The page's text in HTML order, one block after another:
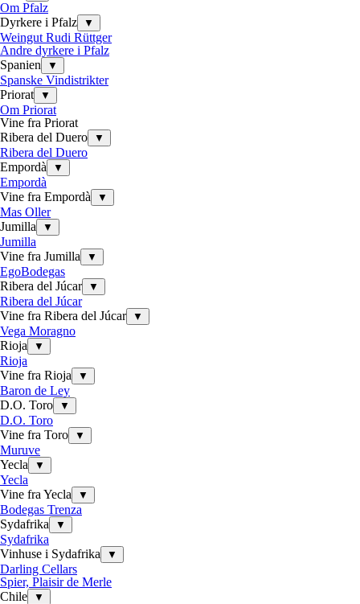
Om Pfalz
Dyrkere i Pfalz
▼
Weingut Rudi Rüttger
Andre dyrkere i Pfalz
Spanien
▼
Spanske Vindistrikter
Priorat
▼
Om Priorat
Vine fra Priorat
Ribera del Duero
▼
Ribera del Duero
Empordà
▼
Empordà
Vine fra Empordà
▼
Mas Oller
Jumilla
▼
Jumilla
Vine fra Jumilla
▼
EgoBodegas
Ribera del Júcar
▼
Ribera del Júcar
Vine fra Ribera del Júcar
▼
Vega Moragno
Rioja
▼
Rioja
Vine fra Rioja
▼
Baron de Ley
D.O. Toro
▼
D.O. Toro
Vine fra Toro
▼
Muruve
Yecla
▼
Yecla
Vine fra Yecla
▼
Bodegas Trenza
Sydafrika
▼
Sydafrika
Vinhuse i Sydafrika
▼
Darling Cellars
Spier, Plaisir de Merle
Chile
▼